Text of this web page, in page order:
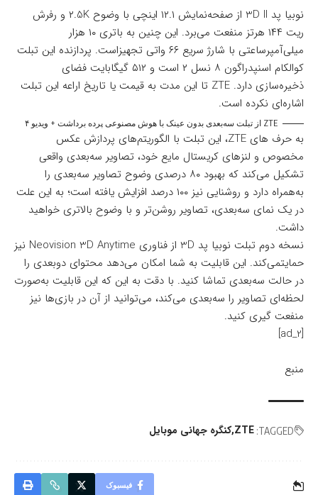
نوبیا پد 3D II از صفحه‌نمایش ۱۲.۱ اینچی با وضوح ۲.5K و رفرش
ریت ۱۴۴ هرتز منفعت می‌برد. این چنین به باتری ۱۰ هزار
میلی‌آمپرساعتی با شارژ سریع ۶۶ واتی تجهیزاست. پردازنده این تبلت
کوالکام اسنپدراگون ۸ نسل ۲ است و ۵۱۲ گیگابایت فضای
ذخیره‌سازی دارد. ZTE تا این مدت به قیمت یا تاریخ اراعه این تبلت
اشاره‌ای نکرده است.
ZTE از تبلت سه‌بعدی بدون عینک با هوش مصنوعی پرده برداشت + ویدیو ۴
به حرف های ZTE، این تبلت با الگوریتم‌های پردازش عکس
مخصوص و لنزهای کریستال مایع خود، تصاویر سه‌بعدی واقعی‌
تشکیل می‌کند که بهبود ۸۰ درصدی وضوح تصاویر سه‌بعدی را
به‌همراه دارد و روشنایی نیز ۱۰۰ درصد افزایش یافته است؛ به این علت
در یک نمای سه‌بعدی، تصاویر روشن‌تر و با وضوح بالاتری خواهید
داشت.
نسخه دوم تبلت نوبیا پد 3D از فناوری Neovision 3D Anytime نیز
حمایتمی‌کند. این قابلیت به شما امکان می‌دهد محتوای دوبعدی را
در حالت سه‌بعدی تماشا کنید. با دقت به این که این قابلیت به‌صورت
لحظه‌ای تصاویر را سه‌بعدی می‌کند، می‌توانید از آن در بازی‌ها نیز
منفعت گیری کنید.
[ad_2]
منبع
TAGGED:
ZTE کنگره جهانی موبایل
فیسبوک